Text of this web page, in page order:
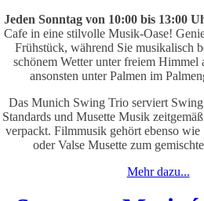
Jeden Sonntag von 10:00 bis 13:00
Cafe in eine stilvolle Musik-Oase!
Frühstück, während Sie musikalisch
schönem Wetter unter freiem Himmel
ansonsten unter Palmen im
Das Munich Swing Trio serviert
Standards und Musette Musik
verpackt. Filmmusik gehört ebenso wie
oder Valse Musette zum
Mehr dazu...